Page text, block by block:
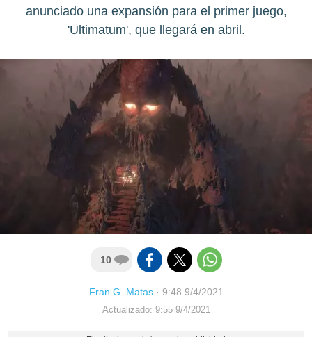
anunciado una expansión para el primer juego,
'Ultimatum', que llegará en abril.
10
Fran G. Matas· 9:48 9/4/2021
Actualizado: 9:55 9/4/2021